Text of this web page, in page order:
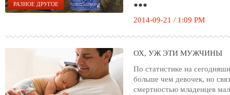
РАЗНОЕ ДРУГОЕ
●●●
2014-09-21 / 1:09 PM
ОХ, УЖ ЭТИ МУЖЧИНЫ
По статистике на
больше чем девочек, но
смертностью младенцев